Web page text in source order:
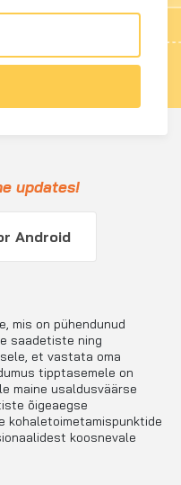
updates!
Android
mis on pühendunud
saadetiste ning
et vastata oma
tipptasemele on
maine usaldusväärse
õigeaegse
kohaletoimetamispunktide
koosnevale